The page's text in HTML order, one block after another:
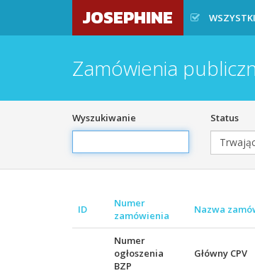
JOSEPHINE
Zamówienia
Wyszukiwanie Status
ID
Numer
zamówienia
Nazwa
Numer
ogłoszenia
BZP
Główny CPV